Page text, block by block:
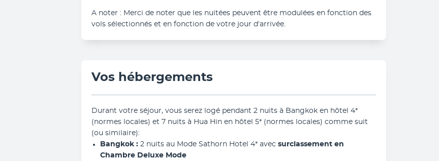
A noter : Merci de noter que les nuitées peuvent être modulées en fonction des
vols sélectionnés et en fonction de votre jour d'arrivée.
Vos hébergements
Durant votre séjour, vous serez logé pendant 2 nuits à Bangkok en hôtel 4*
(normes locales) et 7 nuits à Hua Hin en hôtel 5* (normes locales) comme suit
(ou similaire):
Bangkok : 2 nuits au Mode Sathorn Hotel 4* avec surclassement en
Chambre Deluxe Mode